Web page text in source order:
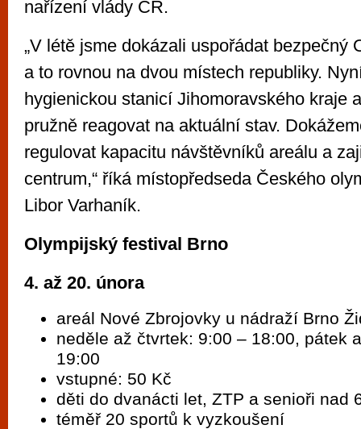
nařízení vlády ČR.
„V létě jsme dokázali uspořádat bezpečný
a to rovnou na dvou místech republiky.
hygienickou stanicí Jihomoravského kraje
pružně reagovat na aktuální stav.
regulovat kapacitu návštěvníků areálu a
centrum,“ říká místopředseda Českého
Libor Varhaník.
Olympijský festival Brno
4. až 20. února
areál Nové Zbrojovky u nádraží Brno
neděle až čtvrtek: 9:00 – 18:00, pátek
19:00
vstupné: 50 Kč
děti do dvanácti let, ZTP a senioři nad
téměř 20 sportů k vyzkoušení